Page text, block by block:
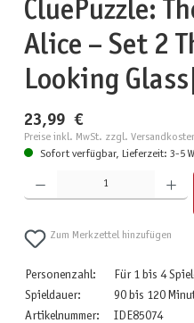
CluePuzzle:
Alice – Set 2
Looking
23,99 €
Preise inkl. MwSt. zzgl.
Sofort verfügbar, Lieferzeit: 3-5
Produkt Anzahl: Gib den gewünschten Wert
Zum Merkzettel hinzufügen
Personenzahl:
Für 1 bis 4
Spieldauer:
90 bis 120
Artikelnummer:
IDE85074